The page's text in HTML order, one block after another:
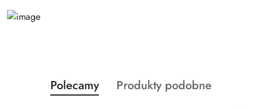
Pomiń karuzelę produktów
Produkty
o
Polecamy
Produkty
Produkty podobne